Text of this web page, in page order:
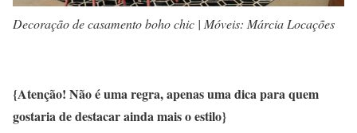
Decoração de casamento boho chic | Móveis: Márcia Locações
{Atenção! Não é uma regra, apenas uma dica para quem
gostaria de destacar ainda mais o estilo}